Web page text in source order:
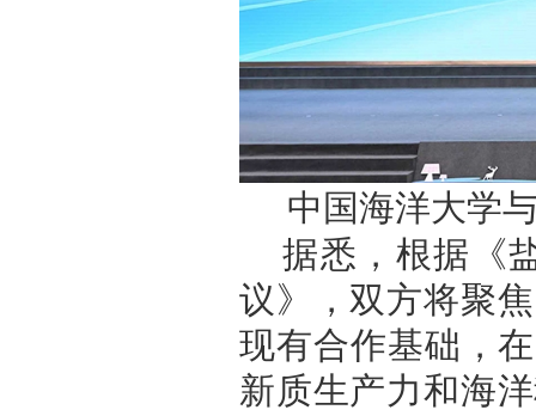
中国海洋大学
据悉，根据《
议》，双方将聚
现有合作基础，
新质生产力和海